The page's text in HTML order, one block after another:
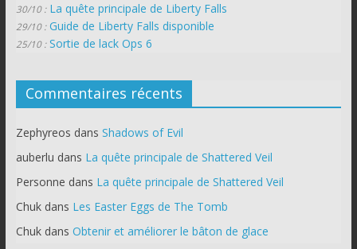
30/10 : La quête principale de Liberty Falls
29/10 : Guide de Liberty Falls disponible
25/10 : Sortie de lack Ops 6
Commentaires récents
Zephyreos dans Shadows of Evil
auberlu dans La quête principale de Shattered Veil
Personne dans La quête principale de Shattered Veil
Chukdans Les Easter Eggs de The Tomb
Chukdans Obtenir et améliorer le bâton de glace